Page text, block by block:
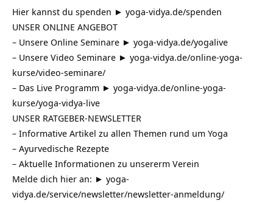
Hier kannst du spenden ► yoga-vidya.de/spenden​
UNSER ONLINE ANGEBOT
– Unsere Online Seminare ► yoga-vidya.de/yogalive
– Unsere Video Seminare ► yoga-vidya.de/online-yoga-
kurse/video-seminare/
– Das Live Programm ► yoga-vidya.de/online-yoga-
kurse/yoga-vidya-live
UNSER RATGEBER-NEWSLETTER
– Informative Artikel zu allen Themen rund um Yoga
– Ayurvedische Rezepte
– Aktuelle Informationen zu unsererm Verein
Melde dich hier an: ► yoga-
vidya.de/service/newsletter/newsletter-anmeldung/